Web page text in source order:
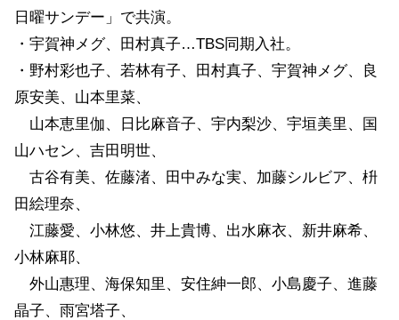
日曜サンデー」で共演。
・宇賀神メグ、田村真子…TBS同期入社。
・野村彩也子、若林有子、田村真子、宇賀神メグ、良
原安美、山本里菜、
山本恵里伽、日比麻音子、宇内梨沙、宇垣美里、国
山ハセン、吉田明世、
古谷有美、佐藤渚、田中みな実、加藤シルビア、枡
田絵理奈、
江藤愛、小林悠、井上貴博、出水麻衣、新井麻希、
小林麻耶、
外山惠理、海保知里、安住紳一郎、小島慶子、進藤
晶子、雨宮塔子、